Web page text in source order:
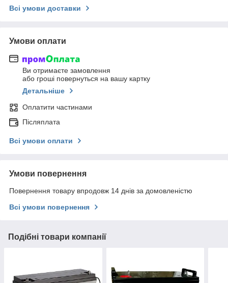
Всі умови доставки
Умови оплати
Ви отримаєте замовлення
або гроші повернуться на вашу картку
Детальніше
Оплатити частинами
Післяплата
Всі умови оплати
Умови повернення
Повернення товару впродовж 14 днів за домовленістю
Всі умови повернення
Подібні товари компанії